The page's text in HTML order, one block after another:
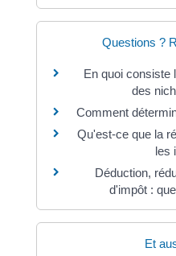
Questions ?
En quoi consiste
des
Comment
Qu'est-ce que la
les
Déduction,
d'impôt :
Et